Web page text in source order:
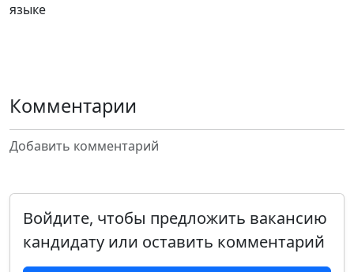
языке
Комментарии
Добавить комментарий
Войдите, чтобы предложить вакансию
кандидату или оставить комментарий